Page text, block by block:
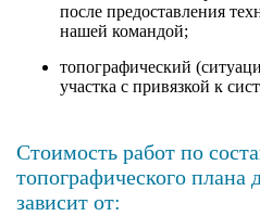
после предоставления
нашей командой;
топографический
участка с привязкой к
Стоимость работ по
топографического плана
зависит от: